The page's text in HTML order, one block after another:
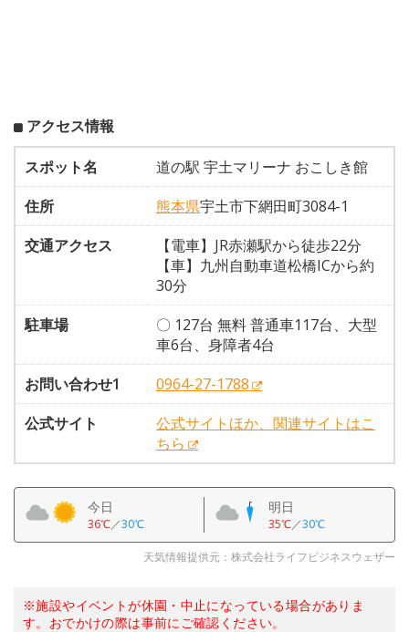
アクセス情報
スポット名
道の駅 宇土マリーナ おこしき館
住所
熊本県宇土市下網田町3084-1
交通アクセス
【電車】JR赤瀬駅から徒歩22分
【車】九州自動車道松橋ICから約
30分
駐車場
〇 127台 無料 普通車117台、大型
車6台、身障者4台
お問い合わせ1
0964-27-1788
公式サイト
公式サイトほか、関連サイトはこ
ちら
今日
36℃／30℃
明日
35℃／30℃
天気情報提供元：株式会社ライフビジネスウェザー
※施設やイベントが休園・中止になっている場合がありま
す。おでかけの際は事前にご確認ください。